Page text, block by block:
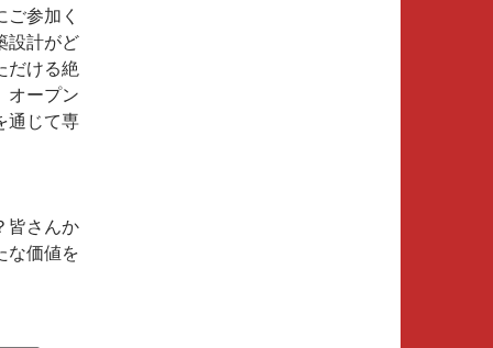
ご参加く
設計がど
だける絶
オープン
通じて専
皆さんか
な価値を